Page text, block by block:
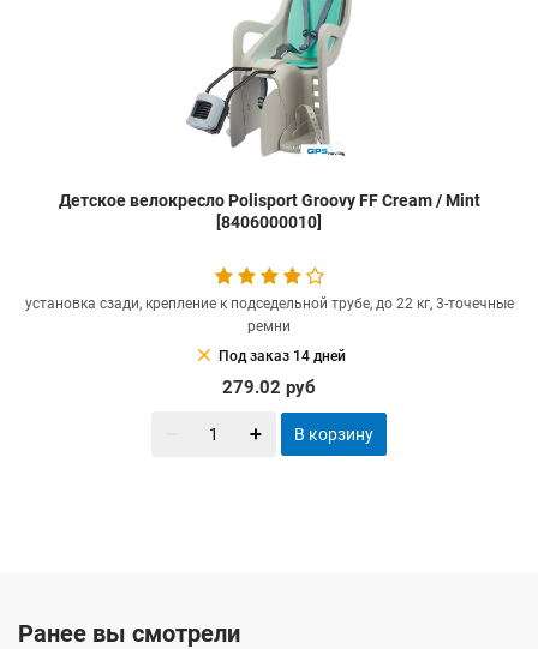
Детское велокресло Polisport Groovy FF Cream / Mint
[8406000010]
установка сзади, крепление к подседельной трубе, до 22 кг, 3-точечные
ремни
clear Под заказ 14 дней
279.02 руб
В корзину
Ранее вы смотрели